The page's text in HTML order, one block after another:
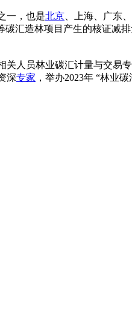
一，也是北京 、上海、广东
汇造林项目产生的核证减
关人员林业碳汇计量与交易
深专家 ，举办2023年 “林业